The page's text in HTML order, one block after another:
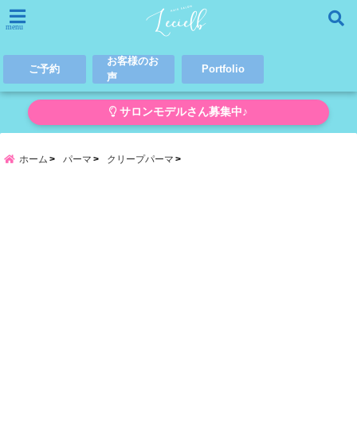
menu
ご予約
お客様のお
声
Portfolio
サロンモデルさん募集中♪
ホーム パーマ クリープパーマ